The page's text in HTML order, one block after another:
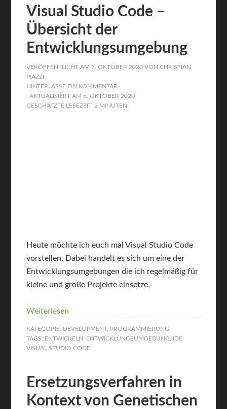
Visual Studio Code –
Übersicht der
Entwicklungsumgebung
VERÖFFENTLICHT AM7. OKTOBER 2020 VONCHRISTIAN
PIAZZI
HINTERLASSE EIN KOMMENTAR
, AKTUALISIERT AM6. OKTOBER 2020
GESCHÄTZTE LESEZEIT: 2 MINUTEN
Heute möchte ich euch mal Visual Studio Code
vorstellen. Dabei handelt es sich um eine der
Entwicklungsumgebungen die ich regelmäßig für
kleine und große Projekte einsetze.
Weiterlesen
KATEGORIE: DEVELOPMENT, PROGRAMMIERUNG
TAGS: ENTWICKELN ENTWICKLUNGSUMGEBUNG IDE
VISUAL STUDIO CODE
Ersetzungsverfahren in
Kontext von Genetischen